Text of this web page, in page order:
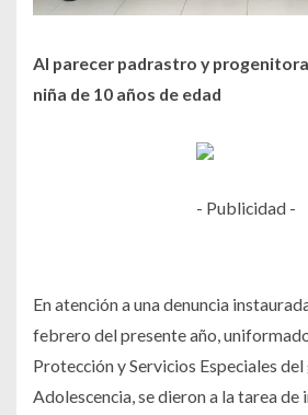
Al parecer padrastro y
niña de 10 años de edad
- Publicidad -
En atención a una denuncia
febrero del presente año,
Protección y Servicios Especiales
Adolescencia, se dieron a la tarea